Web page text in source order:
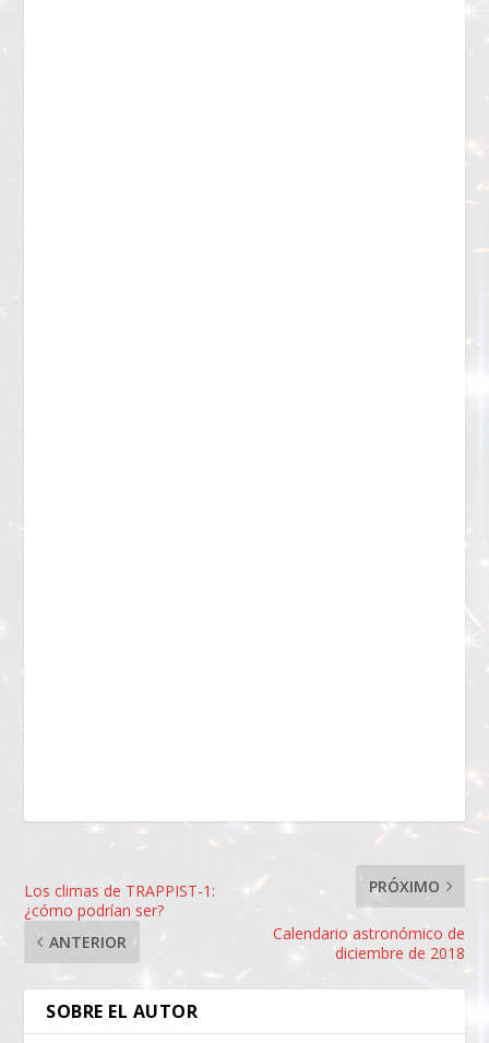
Los climas de TRAPPIST-1:
¿cómo podrían ser?
ANTERIOR
PRÓXIMO
Calendario astronómico de
diciembre de 2018
SOBRE EL AUTOR